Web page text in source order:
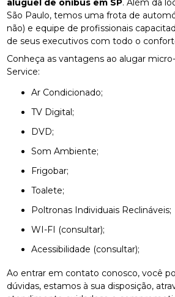
aluguel de ônibus em SP. Além da
São Paulo, temos uma frota de
não) e equipe de profissionais
de seus executivos com todo o
Conheça as vantagens ao alugar
Service:
Ar Condicionado;
TV Digital;
DVD;
Som Ambiente;
Frigobar;
Toalete;
Poltronas Individuais Reclináveis;
WI-FI (consultar);
Acessibilidade (consultar);
Ao entrar em contato conosco, você
dúvidas, estamos à sua disposição,